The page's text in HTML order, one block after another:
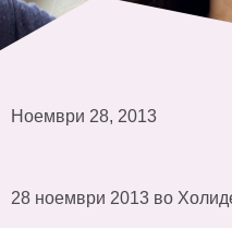
Ноември 28, 2013
28 ноември 2013 во